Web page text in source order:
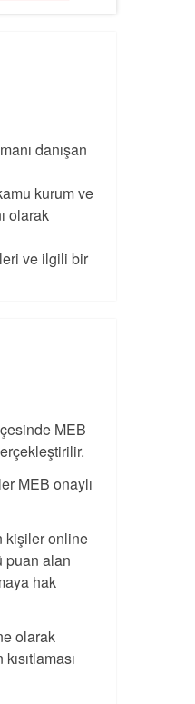
danışan
kurum ve
olarak
ve ilgili bir
MEB
MEB onaylı
kişiler online
puan alan
hak
olarak